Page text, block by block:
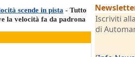
scende in pista - Tutto
la velocità fa da padrona
Iscriviti
di